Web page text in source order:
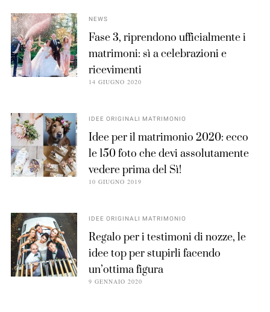
NEWS
Fase 3, riprendono ufficialmente i
matrimoni: sì a celebrazioni e
ricevimenti
14 GIUGNO 2020
IDEE ORIGINALI MATRIMONIO
Idee per il matrimonio 2020: ecco
le 150 foto che devi assolutamente
vedere prima del Sì!
10 GIUGNO 2019
IDEE ORIGINALI MATRIMONIO
Regalo per i testimoni di nozze, le
idee top per stupirli facendo
un’ottima figura
9 GENNAIO 2020